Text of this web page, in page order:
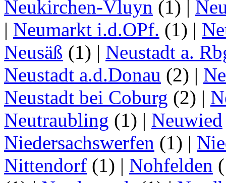
Neukirchen-Vluyn (1) |
| Neumarkt i.d.OPf. (1) |
Neusäß (1) | Neustadt a.
Neustadt a.d.Donau (2) |
Neustadt bei Coburg (2) |
Neutraubling (1) | Neuwied
Niedersachswerfen (1) |
Nittendorf (1) | Nohfelden